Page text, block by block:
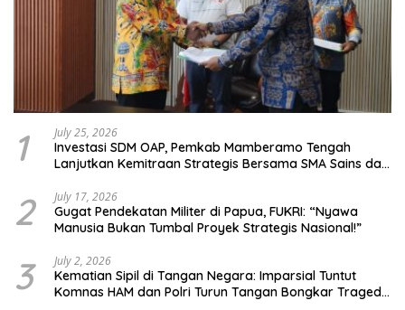
1 July 25, 2026
Investasi SDM OAP, Pemkab Mamberamo Tengah
Lanjutkan Kemitraan Strategis Bersama SMA Sains dan
2 July 17, 2026
Gugat Pendekatan Militer di Papua, FUKRI: “Nyawa
Manusia Bukan Tumbal Proyek Strategis Nasional!”
3 July 2, 2026
Kematian Sipil di Tangan Negara: Imparsial Tuntut
Komnas HAM dan Polri Turun Tangan Bongkar Tragedi